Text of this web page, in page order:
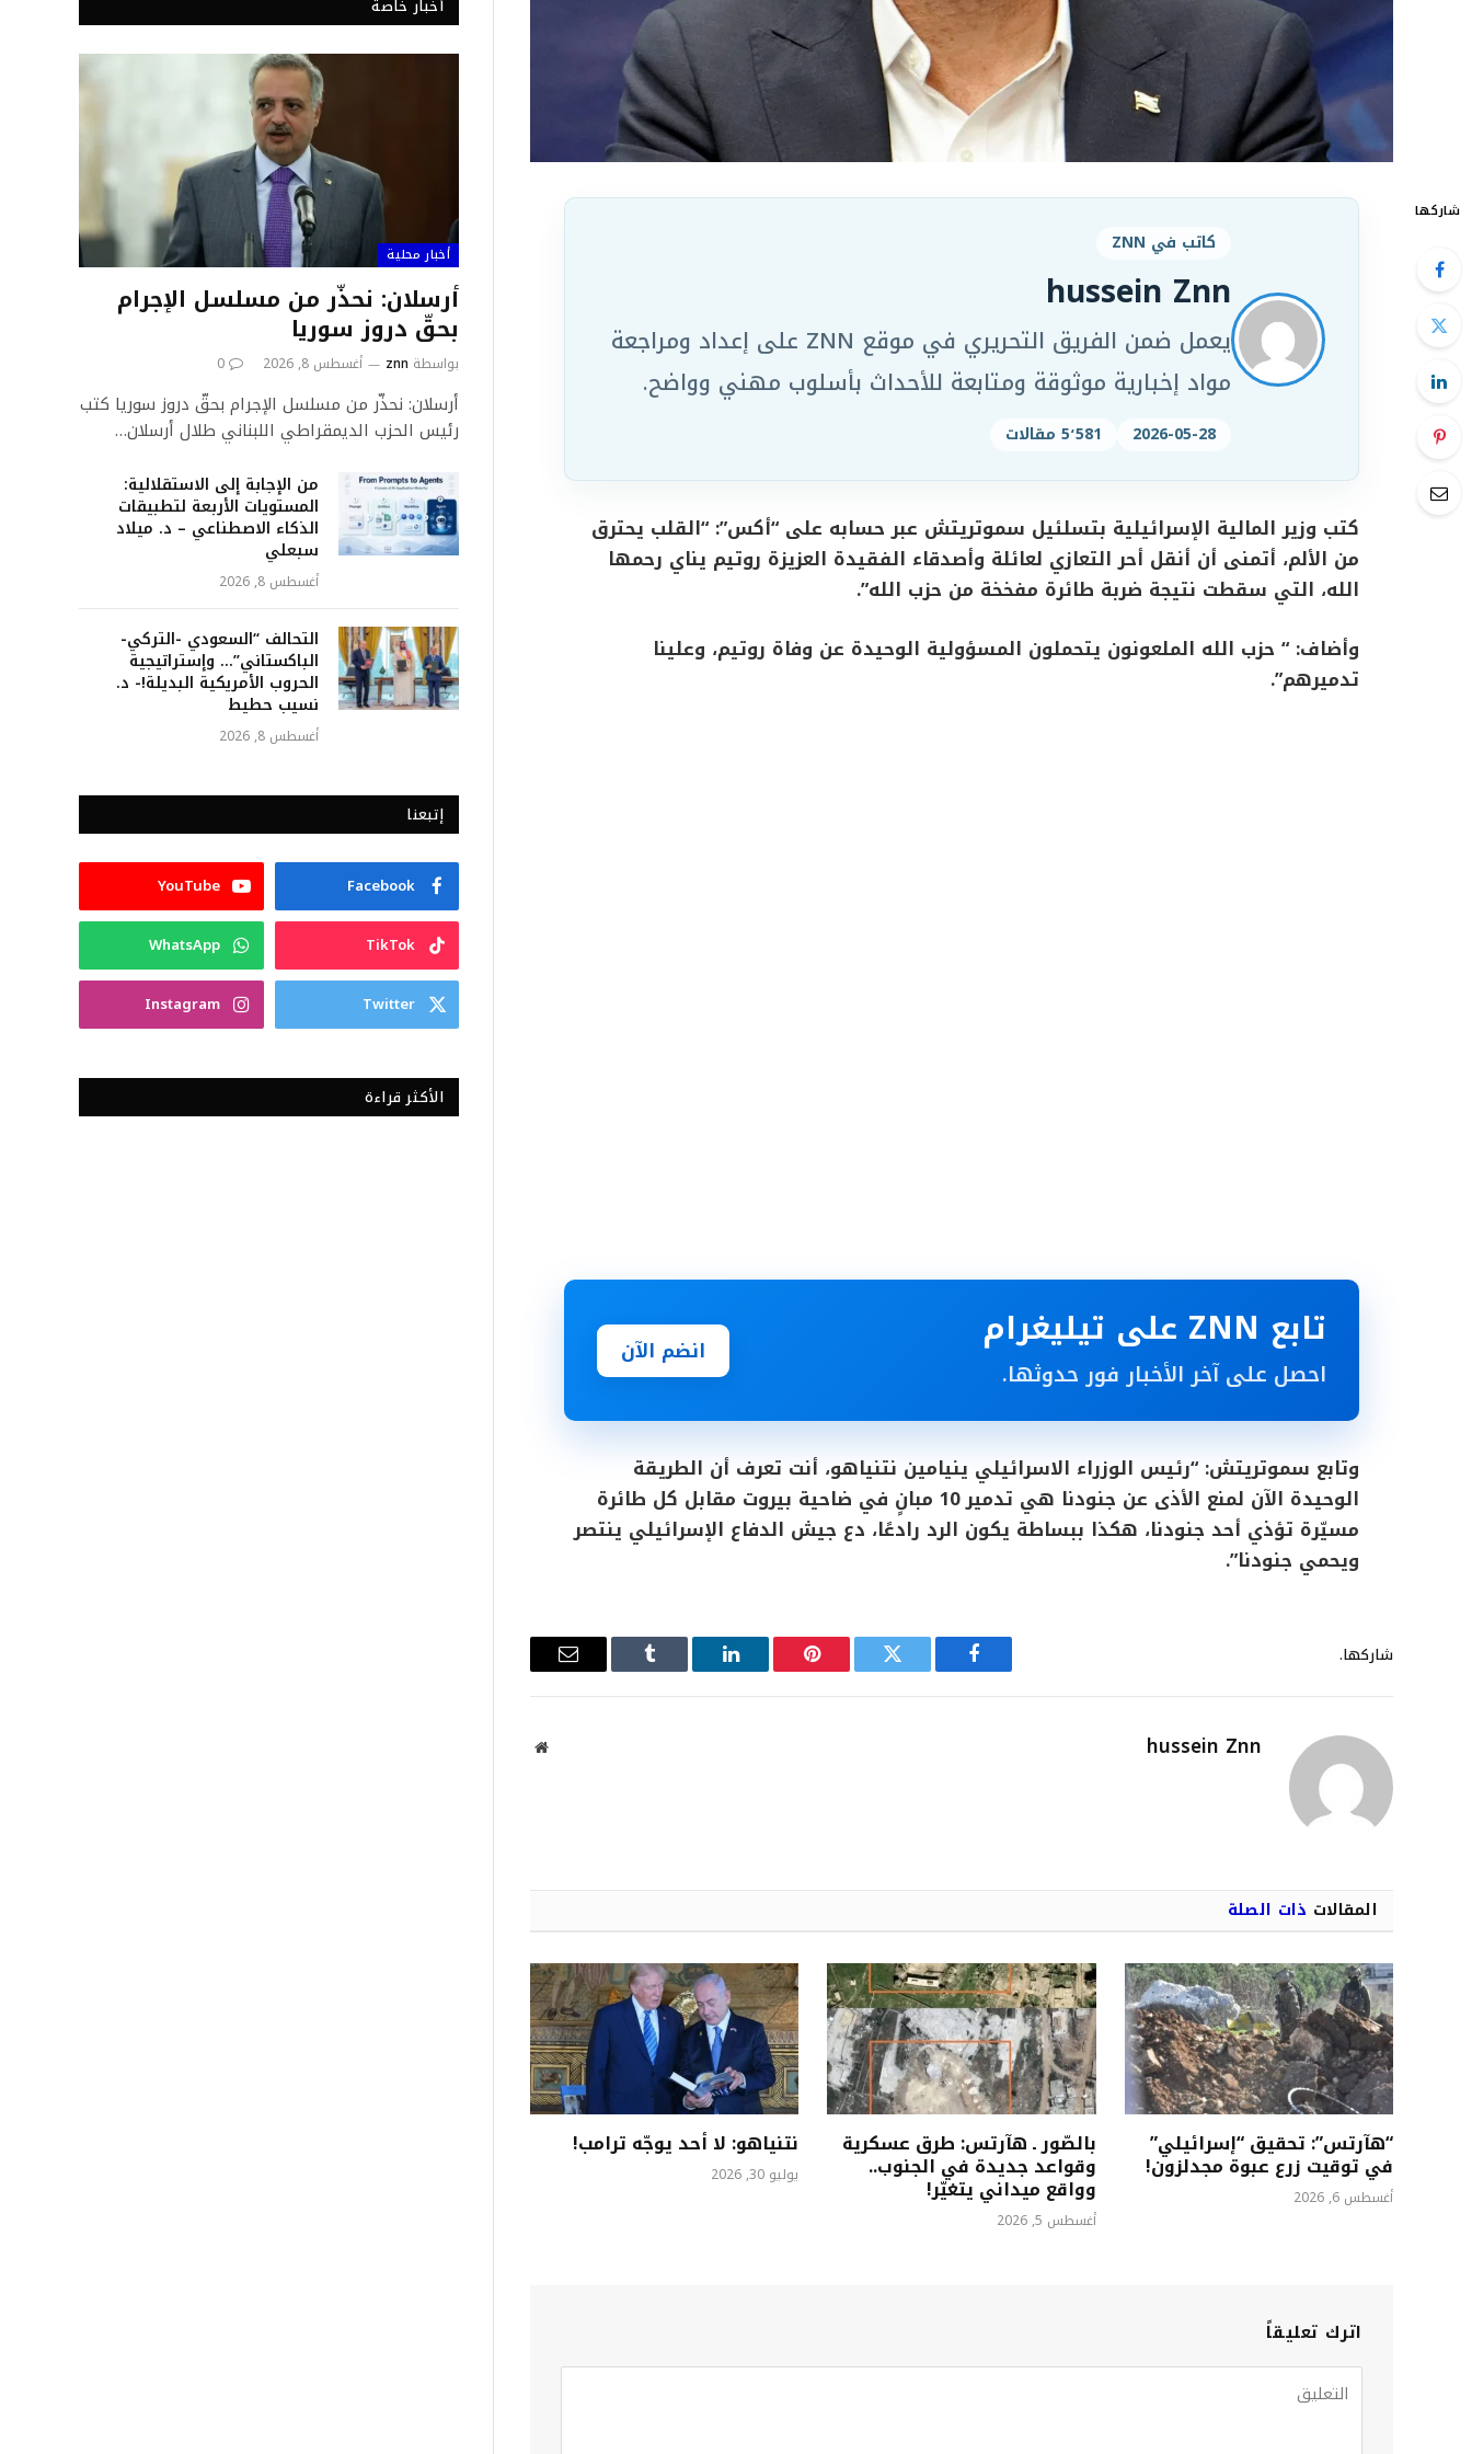
شاركها
كاتب في ZNN
hussein Znn
يعمل ضمن الفريق التحريري في موقع ZNN على إعداد ومراجعة
مواد إخبارية موثوقة ومتابعة للأحداث بأسلوب مهني وواضح.
2026-05-28 5٬581 مقالات
كتب وزير المالية الإسرائيلية بتسلئيل سموتريتش عبر حسابه على “أكس”: “القلب يحترق
من الألم، أتمنى أن أنقل أحر التعازي لعائلة وأصدقاء الفقيدة العزيزة روتيم يناي رحمها
الله، التي سقطت نتيجة ضربة طائرة مفخخة من حزب الله”.
وأضاف: “ حزب الله الملعونون يتحملون المسؤولية الوحيدة عن وفاة روتيم، وعلينا
تدميرهم”.
تابع ZNN على تيليغرام
احصل على آخر الأخبار فور حدوثها.
انضم الآن
وتابع سموتريتش: “رئيس الوزراء الاسرائيلي ينيامين نتنياهو، أنت تعرف أن الطريقة
الوحيدة الآن لمنع الأذى عن جنودنا هي تدمير 10 مبانٍ في ضاحية بيروت مقابل كل طائرة
مسيّرة تؤذي أحد جنودنا، هكذا ببساطة يكون الرد رادعًا، دع جيش الدفاع الإسرائيلي ينتصر
ويحمي جنودنا”.
شاركها.
فيسبوك تويتر بينتيريستلينكدإن Tumblr
البريد
hussein Znn
موقع
المقالات ذات الصلة
“هآرتس”: تحقيق “إسرائيلي”
في توقيت زرع عبوة مجدلزون!
أغسطس 6, 2026
بالصّور ـ هآرتس: طرق عسكرية
وقواعد جديدة في الجنوب..
وواقع ميداني يتغيّر!
أغسطس 5, 2026
نتنياهو: لا أحد يوجّه ترامب!
يوليو 30, 2026
اترك تعليقاً
أخبار خاصة
أخبار محلية
أرسلان: نحذّر من مسلسل الإجرام
بحقّ دروز سوريا
بواسطة znn أغسطس 8, 2026 0
أرسلان: نحذّر من مسلسل الإجرام بحقّ دروز سوريا كتب
رئيس الحزب الديمقراطي اللبناني طلال أرسلان…
من الإجابة إلى الاستقلالية:
المستويات الأربعة لتطبيقات
الذكاء الاصطناعي – د. ميلاد
سبعلي
أغسطس 8, 2026
التحالف “السعودي -التركي-
الباكستاني”… وإستراتيجية
الحروب الأمريكية البديلة!- د.
نسيب حطيط
أغسطس 8, 2026
إتبعنا
Facebook
YouTube
TikTok
WhatsApp
Twitter
Instagram
الأكثر قراءة